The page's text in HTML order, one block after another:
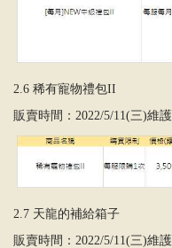
2.6 稀有寵物禮包II
販賣時間：2022/5/11(三)維
2.7 天龍的補給箱子
販賣時間：2022/5/11(三)維